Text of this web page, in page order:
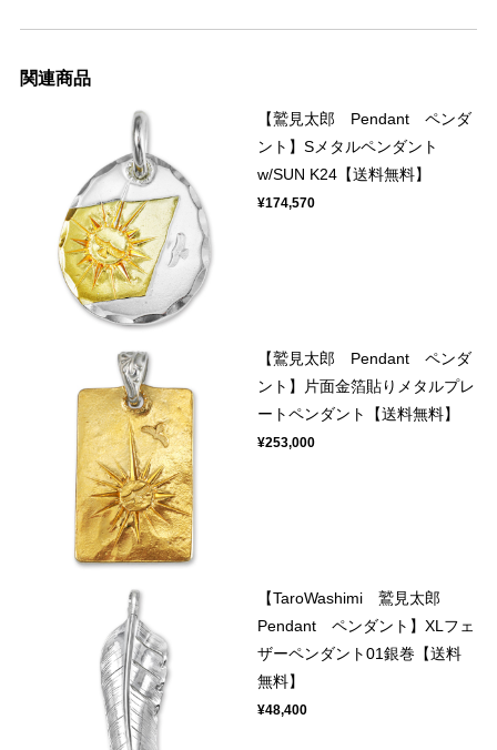
関連商品
【鷲見太郎 Pendant ペンダ
ント】Sメタルペンダント
w/SUN K24【送料無料】
¥174,570
【鷲見太郎 Pendant ペンダ
ント】片面金箔貼りメタルプレ
ートペンダント【送料無料】
¥253,000
【TaroWashimi 鷲見太郎
Pendant ペンダント】XLフェ
ザーペンダント01銀巻【送料
無料】
¥48,400